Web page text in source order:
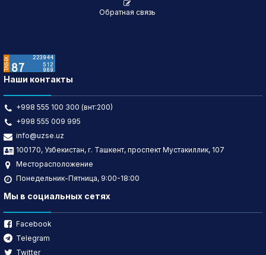
Обратная связь
Наши контакты
+998 555 100 300 (внт:200)
+998 555 009 995
info@uzse.uz
100170, Узбекистан, г. Ташкент, проспект Мустакиллик, 107
Месторасположение
Понедельник-Пятница, 9:00-18:00
Мы в социальных сетях
Facebook
Telegram
Twitter